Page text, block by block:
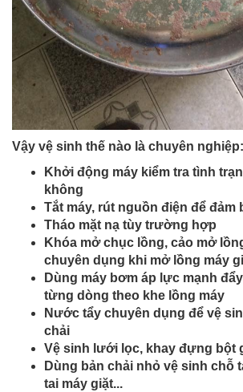
Vậy vệ sinh thế nào là chuyên nghiệp:
Khởi động máy kiểm tra tình
không
Tắt máy, rút nguồn điện để đảm
Tháo mặt nạ tùy trường hợp
Khóa mở chục lồng, cảo mở
chuyên dụng khi mở lồng máy
Dùng máy bơm áp lực mạnh
từng dòng theo khe lồng máy
Nước tẩy chuyên dụng để vệ
chải
Vệ sinh lưới lọc, khay đựng bột
Dùng bản chải nhỏ vệ sinh chỗ
tai máy giặt...